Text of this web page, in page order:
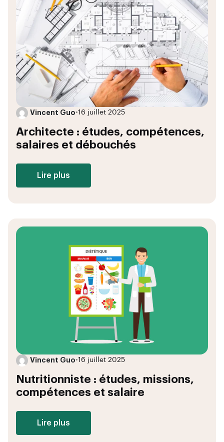
Vincent Guo•16 juillet 2025
Architecte : études, compétences,
salaires et débouchés
Lire plus
Vincent Guo•16 juillet 2025
Nutritionniste : études, missions,
compétences et salaire
Lire plus